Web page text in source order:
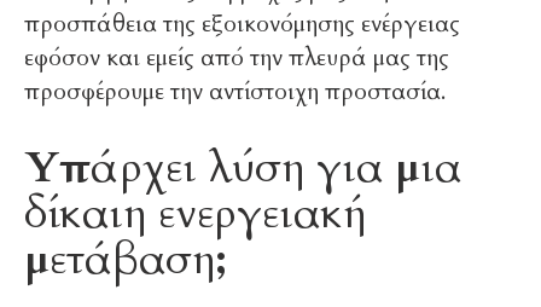
προσπάθεια της εξοικονόμησης ενέργειας
εφόσον και εμείς από την πλευρά μας της
προσφέρουμε την αντίστοιχη προστασία.
Υπάρχει λύση για μια
δίκαιη ενεργειακή
μετάβαση;